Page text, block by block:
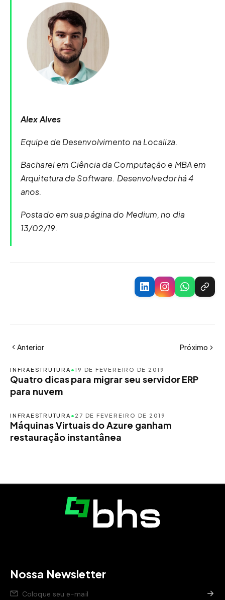
Alex Alves
Equipe de Desenvolvimento na Localiza.
Bacharel em Ciência da Computação e MBA em
Arquitetura de Software. Desenvolvedor há 4
anos.
Postado em sua página do Medium, no dia
13/02/19.
Anterior Próximo
INFRAESTRUTURA •19 DE FEVEREIRO DE 2019
Quatro dicas para migrar seu servidor ERP
para nuvem
INFRAESTRUTURA • 27 DE FEVEREIRO DE 2019
Máquinas Virtuais do Azure ganham
restauração instantânea
Nossa Newsletter